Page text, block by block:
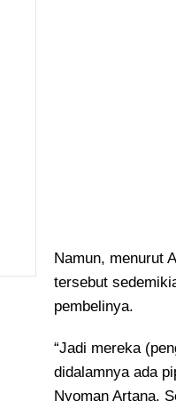
Namun, menurut
tersebut
pembelinya.
“Jadi mereka
didalamnya ada
Nyoman Artana,